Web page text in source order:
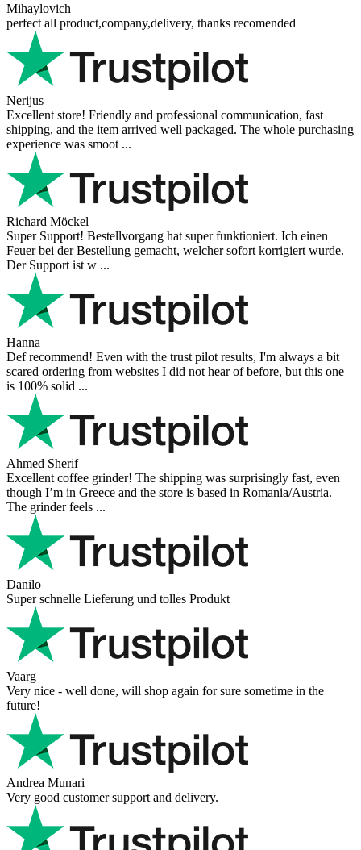
Mihaylovich
perfect all product,company,delivery, thanks recomended
Nerijus
Excellent store! Friendly and professional communication, fast
shipping, and the item arrived well packaged. The whole purchasing
experience was smoot ...
Richard Möckel
Super Support! Bestellvorgang hat super funktioniert. Ich einen
Feuer bei der Bestellung gemacht, welcher sofort korrigiert wurde.
Der Support ist w ...
Hanna
Def recommend! Even with the trust pilot results, I'm always a bit
scared ordering from websites I did not hear of before, but this one
is 100% solid ...
Ahmed Sherif
Excellent coffee grinder! The shipping was surprisingly fast, even
though I’m in Greece and the store is based in Romania/Austria.
The grinder feels ...
Danilo
Super schnelle Lieferung und tolles Produkt
Vaarg
Very nice - well done, will shop again for sure sometime in the
future!
Andrea Munari
Very good customer support and delivery.